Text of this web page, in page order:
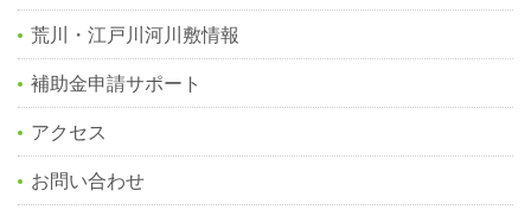
荒川・江戸川河川敷情報
補助金申請サポート
アクセス
お問い合わせ